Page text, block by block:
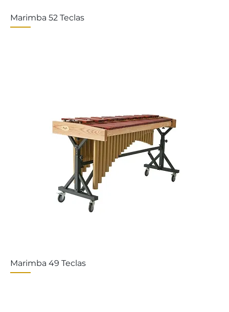
Marimba 52 Teclas
Marimba 49 Teclas